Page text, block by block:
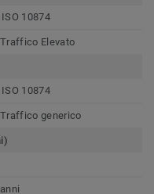
ISO 10874
Elevato
ISO 10874
generico